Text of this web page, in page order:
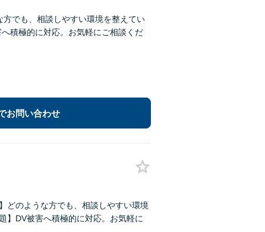
方でも、相談しやすい環境を整えてい
積極的に対応。お気軽にご相談くだ
お問い合わせ
どのような方でも、相談しやすい環境
】DV被害へ積極的に対応。お気軽に